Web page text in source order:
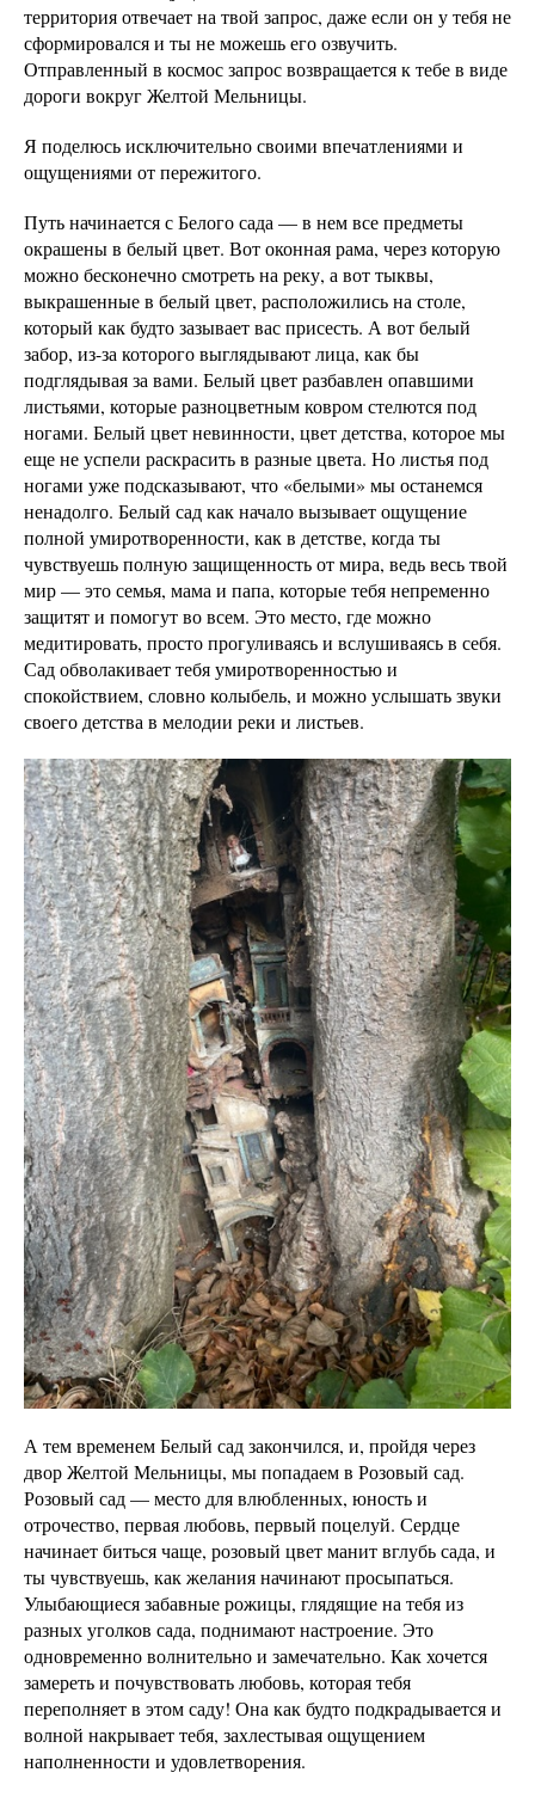
территория отвечает на твой запрос, даже если он у тебя не
сформировался и ты не можешь его озвучить.
Отправленный в космос запрос возвращается к тебе в виде
дороги вокруг Желтой Мельницы.
Я поделюсь исключительно своими впечатлениями и
ощущениями от пережитого.
Путь начинается с Белого сада — в нем все предметы
окрашены в белый цвет. Вот оконная рама, через которую
можно бесконечно смотреть на реку, а вот тыквы,
выкрашенные в белый цвет, расположились на столе,
который как будто зазывает вас присесть. А вот белый
забор, из-за которого выглядывают лица, как бы
подглядывая за вами. Белый цвет разбавлен опавшими
листьями, которые разноцветным ковром стелются под
ногами. Белый цвет невинности, цвет детства, которое мы
еще не успели раскрасить в разные цвета. Но листья под
ногами уже подсказывают, что «белыми» мы останемся
ненадолго. Белый сад как начало вызывает ощущение
полной умиротворенности, как в детстве, когда ты
чувствуешь полную защищенность от мира, ведь весь твой
мир — это семья, мама и папа, которые тебя непременно
защитят и помогут во всем. Это место, где можно
медитировать, просто прогуливаясь и вслушиваясь в себя.
Сад обволакивает тебя умиротворенностью и
спокойствием, словно колыбель, и можно услышать звуки
своего детства в мелодии реки и листьев.
А тем временем Белый сад закончился, и, пройдя через
двор Желтой Мельницы, мы попадаем в Розовый сад.
Розовый сад — место для влюбленных, юность и
отрочество, первая любовь, первый поцелуй. Сердце
начинает биться чаще, розовый цвет манит вглубь сада, и
ты чувствуешь, как желания начинают просыпаться.
Улыбающиеся забавные рожицы, глядящие на тебя из
разных уголков сада, поднимают настроение. Это
одновременно волнительно и замечательно. Как хочется
замереть и почувствовать любовь, которая тебя
переполняет в этом саду! Она как будто подкрадывается и
волной накрывает тебя, захлестывая ощущением
наполненности и удовлетворения.